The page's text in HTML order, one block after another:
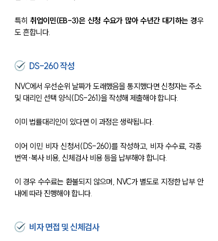
고객후기
전체
구성원 소개
언론보도
뉴스레터/브로슈어
특히 취업이민(EB-3)은 신청 수요가 많아 수년간 대기하는 경우
도 흔합니다.
DS-260 작성
NVC에서 우선순위 날짜가 도래했음을 통지했다면 신청자는 주소
및 대리인 선택 양식(DS-261)을 작성해 제출해야 합니다.
이미 법률대리인이 있다면 이 과정은 생략됩니다.
이어 이민 비자 신청서(DS-260)를 작성하고, 비자 수수료, 각종
번역·복사 비용, 신체검사 비용 등을 납부해야 합니다.
이 경우 수수료는 환불되지 않으며, NVC가 별도로 지정한 납부 안
내에 따라 진행해야 합니다.
비자 면접 및 신체검사